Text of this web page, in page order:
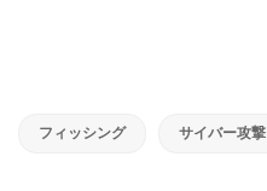
フィッシング サイバー攻撃